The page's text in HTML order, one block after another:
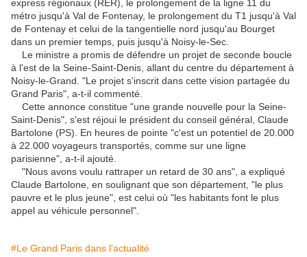
express régionaux (RER), le prolongement de la ligne 11 du
métro jusqu'à Val de Fontenay, le prolongement du T1 jusqu'à Val
de Fontenay et celui de la tangentielle nord jusqu'au Bourget
dans un premier temps, puis jusqu'à Noisy-le-Sec.
Le ministre a promis de défendre un projet de seconde boucle
à l'est de la Seine-Saint-Denis, allant du centre du département à
Noisy-le-Grand. "Le projet s'inscrit dans cette vision partagée du
Grand Paris", a-t-il commenté.
Cette annonce constitue "une grande nouvelle pour la Seine-
Saint-Denis", s'est réjoui le président du conseil général, Claude
Bartolone (PS). En heures de pointe "c'est un potentiel de 20.000
à 22.000 voyageurs transportés, comme sur une ligne
parisienne", a-t-il ajouté.
"Nous avons voulu rattraper un retard de 30 ans", a expliqué
Claude Bartolone, en soulignant que son département, "le plus
pauvre et le plus jeune", est celui où "les habitants font le plus
appel au véhicule personnel".
#Le Grand Paris dans l'actualité